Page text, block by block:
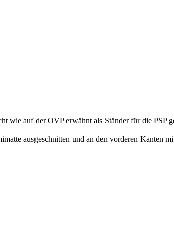
wie auf der OVP erwähnt als Ständer für die
ausgeschnitten und an den vorderen Kanten